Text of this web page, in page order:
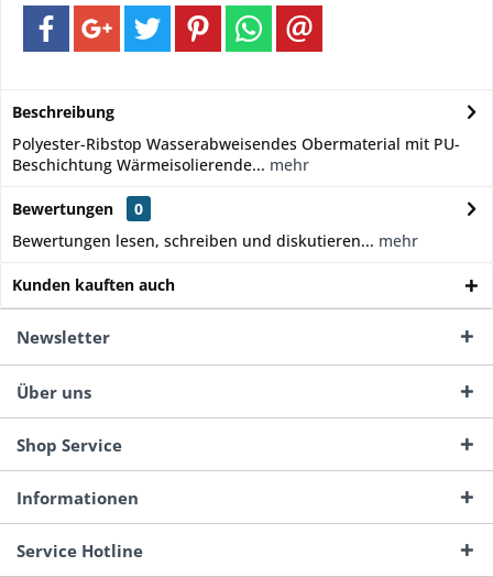
Beschreibung
Polyester-Ribstop Wasserabweisendes Obermaterial mit PU-
Beschichtung Wärmeisolierende... mehr
Bewertungen
0
Bewertungen lesen, schreiben und diskutieren... mehr
Kunden kauften auch
Newsletter
Über uns
Shop Service
Informationen
Service Hotline